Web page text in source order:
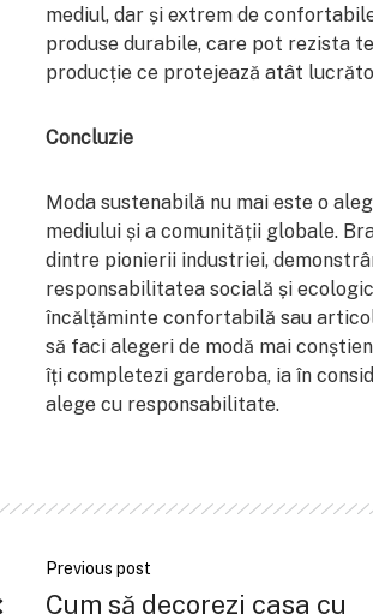
mediul, dar și extrem de
produse durabile, care pot rezista
producție ce protejează atât
Concluzie
Moda sustenabilă nu mai este o
mediului și a comunității globale.
dintre pionierii industriei,
responsabilitatea socială și
încălțăminte confortabilă sau
să faci alegeri de modă mai
îți completezi garderoba, ia în
alege cu responsabilitate.
Previous post
Cum să decorezi casa cu